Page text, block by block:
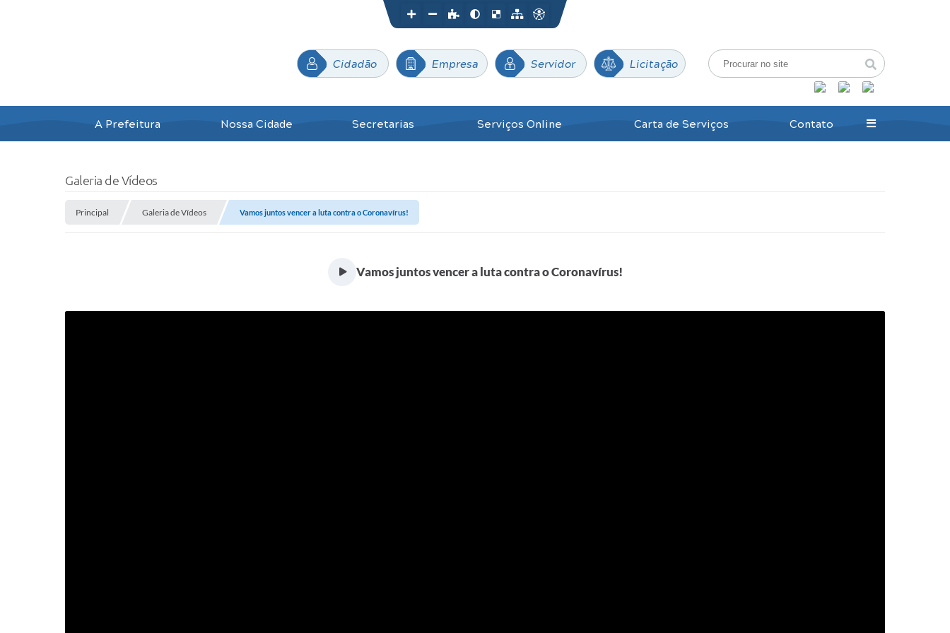
Cidadão Empresa Servidor Licitação
A Prefeitura Nossa Cidade Secretarias Serviços Online Carta de Serviços Contato
Galeria de Vídeos
Principal Galeria de Vídeos Vamos juntos vencer a luta contra o Coronavírus!
Vamos juntos vencer a luta contra o Coronavírus!